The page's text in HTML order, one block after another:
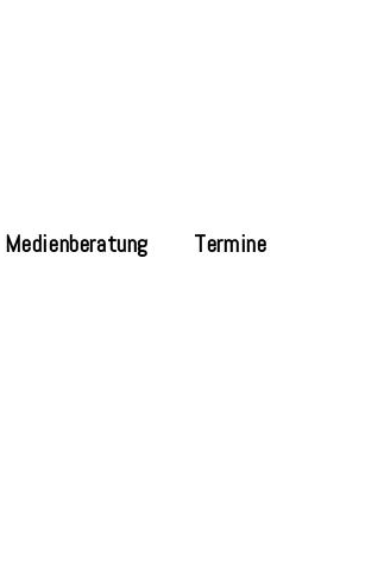
Medienberatung Termine